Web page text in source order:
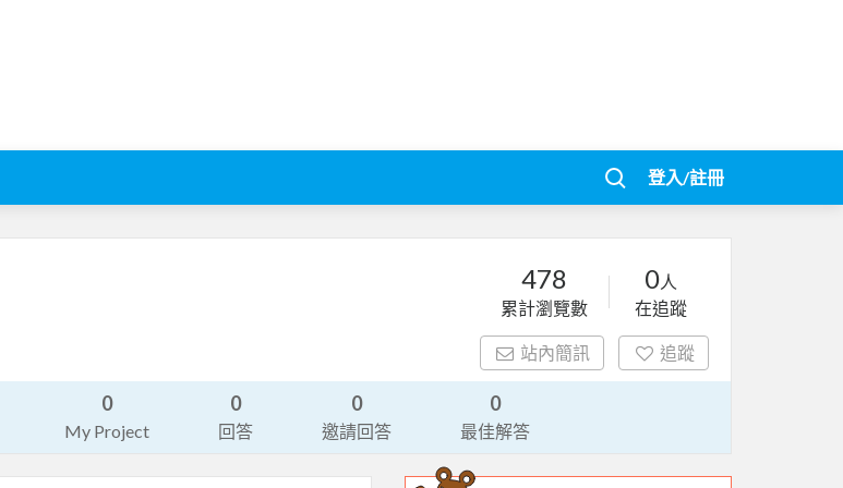
登入/註冊
478
累計瀏覽數
0人
在追蹤
站內簡訊 追蹤
0
My Project
0
回答
0
邀請回答
0
最佳解答